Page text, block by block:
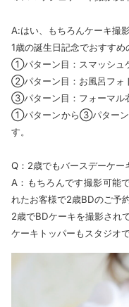
A:はい、もちろんケーキ撮
1歳の誕生日記念でおすす
①パターン目：スマッシュ
②パターン目：お風呂フォ
③パターン目：フォーマル
①パターンから③パターン
す。
Q：2歳でもバースデーケー
A：もちろんです撮影可能
れたお客様で2歳BDのご予
2歳でBDケーキを撮影され
ケーキトッパーもスタジオ